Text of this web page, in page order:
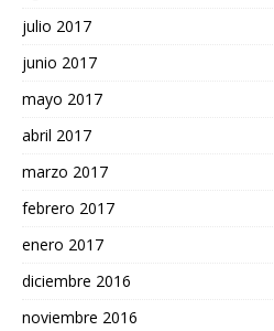
julio 2017
junio 2017
mayo 2017
abril 2017
marzo 2017
febrero 2017
enero 2017
diciembre 2016
noviembre 2016